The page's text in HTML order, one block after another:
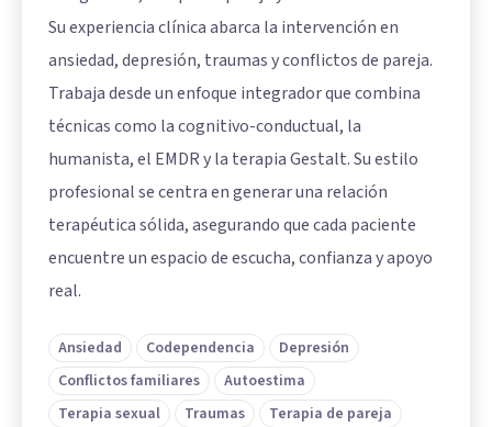
Su experiencia clínica abarca la intervención en
ansiedad, depresión, traumas y conflictos de pareja.
Trabaja desde un enfoque integrador que combina
técnicas como la cognitivo-conductual, la
humanista, el EMDR y la terapia Gestalt. Su estilo
profesional se centra en generar una relación
terapéutica sólida, asegurando que cada paciente
encuentre un espacio de escucha, confianza y apoyo
real.
Ansiedad Codependencia
Depresión
Conflictos familiares
Autoestima
Terapia sexual
Traumas Terapia de pareja